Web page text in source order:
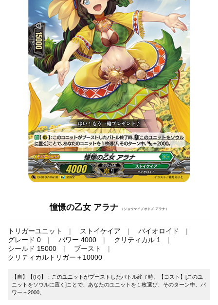
憧憬の乙女 アラナ （ショウケイノオトメ アラナ）
トリガーユニット ストイケイア
バイオロイド
グレード 0
パワー 4000
クリティカル 1
シールド 15000
ブースト
クリティカルトリガー＋10000
【自】【(R)】：このユニットがブーストしたバトル終了時、【コスト】[このユ
ニットをソウルに置く]ことで、あなたのユニットを１枚選び、そのターン中、パ
ワー＋2000。